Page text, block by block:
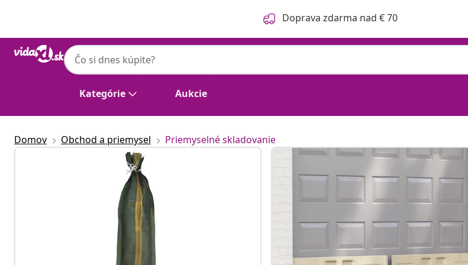
Doprava zdarma nad € 70
Kategórie Aukcie
Domov Obchod a priemysel Priemyselné skladovanie